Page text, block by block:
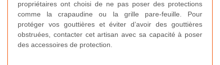
propriétaires ont choisi de ne pas poser des protections
comme la crapaudine ou la grille pare-feuille. Pour
protéger vos gouttières et éviter d’avoir des gouttières
obstruées, contacter cet artisan avec sa capacité à poser
des accessoires de protection.